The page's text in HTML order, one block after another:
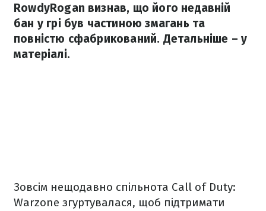
RowdyRogan визнав, що його недавній
бан у грі був частиною змагань та
повністю сфабрикований. Детальніше – у
матеріалі.
Зовсім нещодавно спільнота Call of Duty:
Warzone згуртувалася, щоб підтримати